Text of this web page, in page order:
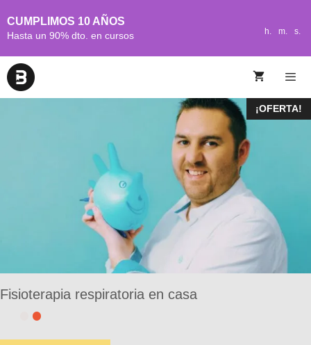
CUMPLIMOS 10 AÑOS
Hasta un 90% dto. en cursos h. m. s.
¡OFERTA!
Fisioterapia respiratoria en casa